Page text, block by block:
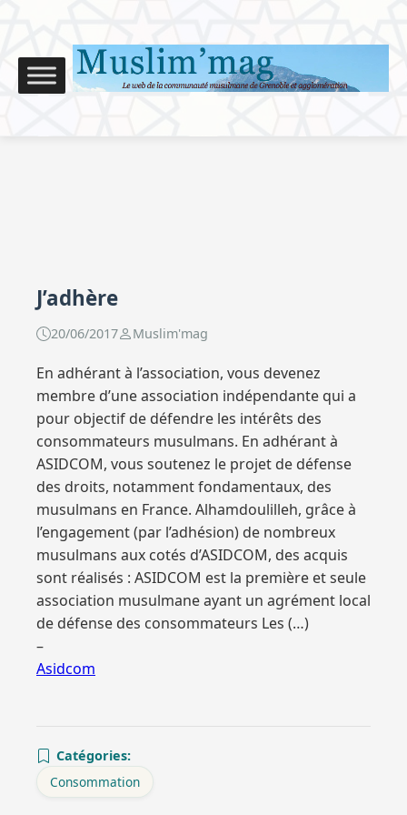
J’adhère
20/06/2017 Muslim'mag
En adhérant à l’association, vous devenez
membre d’une association indépendante qui a
pour objectif de défendre les intérêts des
consommateurs musulmans. En adhérant à
ASIDCOM, vous soutenez le projet de défense
des droits, notamment fondamentaux, des
musulmans en France. Alhamdoulilleh, grâce à
l’engagement (par l’adhésion) de nombreux
musulmans aux cotés d’ASIDCOM, des acquis
sont réalisés : ASIDCOM est la première et seule
association musulmane ayant un agrément local
de défense des consommateurs Les (…)
–
Asidcom
Catégories:
Consommation